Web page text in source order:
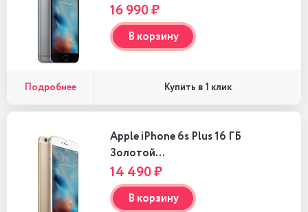
16 990 ₽
В корзину
Подробнее Купить в 1 клик
Apple iPhone 6s Plus 16 ГБ
Золотой…
14 490 ₽
В корзину